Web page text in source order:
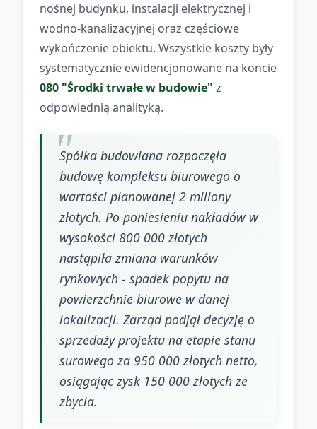
nośnej budynku, instalacji elektrycznej i
wodno-kanalizacyjnej oraz częściowe
wykończenie obiektu. Wszystkie koszty były
systematycznie ewidencjonowane na koncie
080 "Środki trwałe w budowie" z
odpowiednią analityką.
Spółka budowlana rozpoczęła
budowę kompleksu biurowego o
wartości planowanej 2 miliony
złotych. Po poniesieniu nakładów w
wysokości 800 000 złotych
nastąpiła zmiana warunków
rynkowych - spadek popytu na
powierzchnie biurowe w danej
lokalizacji. Zarząd podjął decyzję o
sprzedaży projektu na etapie stanu
surowego za 950 000 złotych netto,
osiągając zysk 150 000 złotych ze
zbycia.